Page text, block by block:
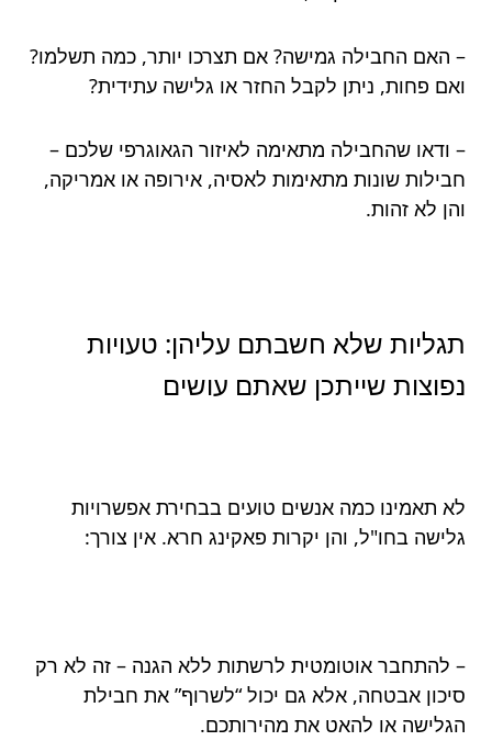
– האם החבילה גמישה? אם תצרכו יותר, כמה תשלמו?
ואם פחות, ניתן לקבל החזר או גלישה עתידית?
– ודאו שהחבילה מתאימה לאיזור הגאוגרפי שלכם –
חבילות שונות מתאימות לאסיה, אירופה או אמריקה,
והן לא זהות.
תגליות שלא חשבתם עליהן: טעויות
נפוצות שייתכן שאתם עושים
לא תאמינו כמה אנשים טועים בבחירת אפשרויות
גלישה בחו"ל, והן יקרות פאקינג חרא. אין צורך:
– להתחבר אוטומטית לרשתות ללא הגנה – זה לא רק
סיכון אבטחה, אלא גם יכול “לשרוף” את חבילת
הגלישה או להאט את מהירותכם.